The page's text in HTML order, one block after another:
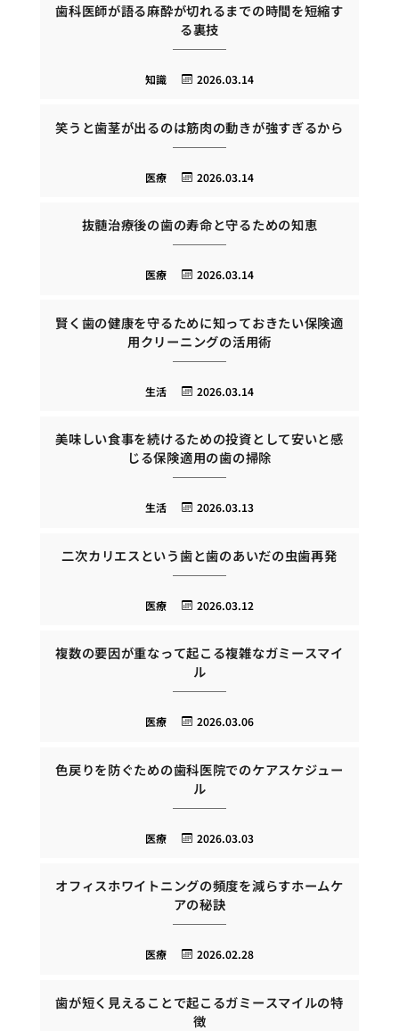
歯科医師が語る麻酔が切れるまでの時間を短縮す
る裏技
2026.03.14
知識
笑うと歯茎が出るのは筋肉の動きが強すぎるから
2026.03.14
医療
抜髄治療後の歯の寿命と守るための知恵
2026.03.14
医療
賢く歯の健康を守るために知っておきたい保険適
用クリーニングの活用術
2026.03.14
生活
美味しい食事を続けるための投資として安いと感
じる保険適用の歯の掃除
2026.03.13
生活
二次カリエスという歯と歯のあいだの虫歯再発
2026.03.12
医療
複数の要因が重なって起こる複雑なガミースマイ
ル
2026.03.06
医療
色戻りを防ぐための歯科医院でのケアスケジュー
ル
2026.03.03
医療
オフィスホワイトニングの頻度を減らすホームケ
アの秘訣
2026.02.28
医療
歯が短く見えることで起こるガミースマイルの特
徴